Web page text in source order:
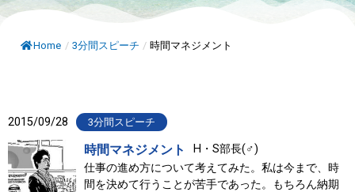
Home / 3分間スピーチ / 時間マネジメント
2015/09/28 3分間スピーチ
時間マネジメント
H・S部長(♂)
仕事の進め方について考えてみた。私は今まで、時
間を決めて行うことが苦手であった。もちろん納期